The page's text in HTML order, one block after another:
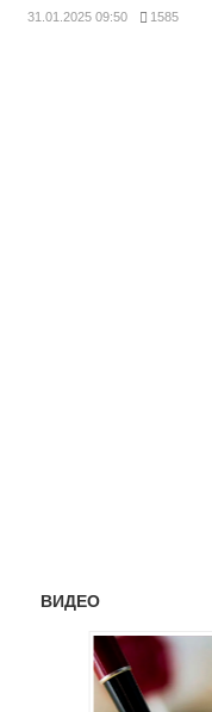
31.01.2025 09:50 1585
ВИДЕО